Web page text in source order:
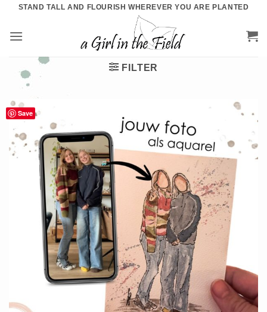
inhoud
STAND TALL AND FLOURISH WHEREVER YOU ARE PLANTED
FILTER
Save